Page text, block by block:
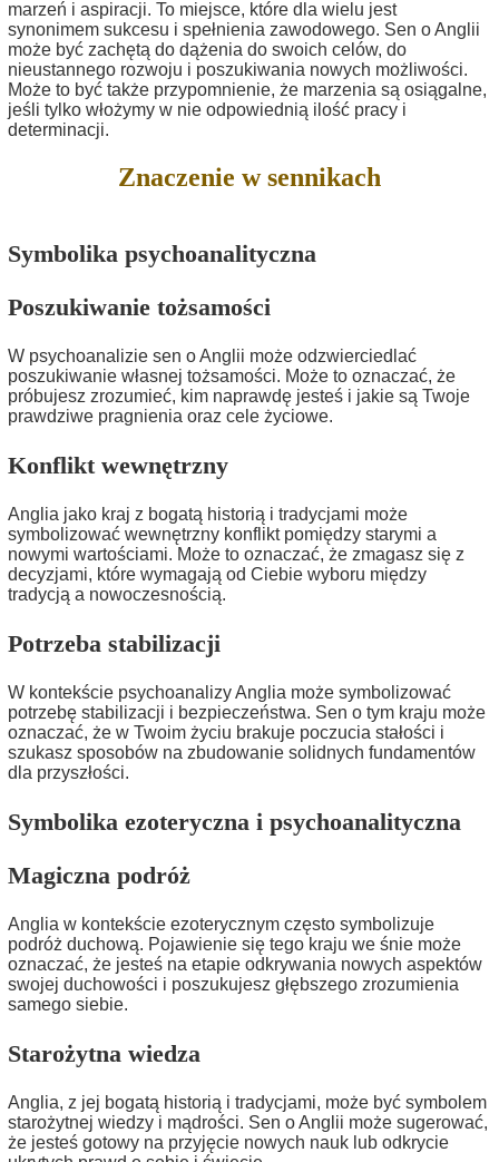
marzeń i aspiracji. To miejsce, które dla wielu jest
synonimem sukcesu i spełnienia zawodowego. Sen o Anglii
może być zachętą do dążenia do swoich celów, do
nieustannego rozwoju i poszukiwania nowych możliwości.
Może to być także przypomnienie, że marzenia są osiągalne,
jeśli tylko włożymy w nie odpowiednią ilość pracy i
determinacji.
Znaczenie w sennikach
Symbolika psychoanalityczna
Poszukiwanie tożsamości
W psychoanalizie sen o Anglii może odzwierciedlać
poszukiwanie własnej tożsamości. Może to oznaczać, że
próbujesz zrozumieć, kim naprawdę jesteś i jakie są Twoje
prawdziwe pragnienia oraz cele życiowe.
Konflikt wewnętrzny
Anglia jako kraj z bogatą historią i tradycjami może
symbolizować wewnętrzny konflikt pomiędzy starymi a
nowymi wartościami. Może to oznaczać, że zmagasz się z
decyzjami, które wymagają od Ciebie wyboru między
tradycją a nowoczesnością.
Potrzeba stabilizacji
W kontekście psychoanalizy Anglia może symbolizować
potrzebę stabilizacji i bezpieczeństwa. Sen o tym kraju może
oznaczać, że w Twoim życiu brakuje poczucia stałości i
szukasz sposobów na zbudowanie solidnych fundamentów
dla przyszłości.
Symbolika ezoteryczna i psychoanalityczna
Magiczna podróż
Anglia w kontekście ezoterycznym często symbolizuje
podróż duchową. Pojawienie się tego kraju we śnie może
oznaczać, że jesteś na etapie odkrywania nowych aspektów
swojej duchowości i poszukujesz głębszego zrozumienia
samego siebie.
Starożytna wiedza
Anglia, z jej bogatą historią i tradycjami, może być symbolem
starożytnej wiedzy i mądrości. Sen o Anglii może sugerować,
że jesteś gotowy na przyjęcie nowych nauk lub odkrycie